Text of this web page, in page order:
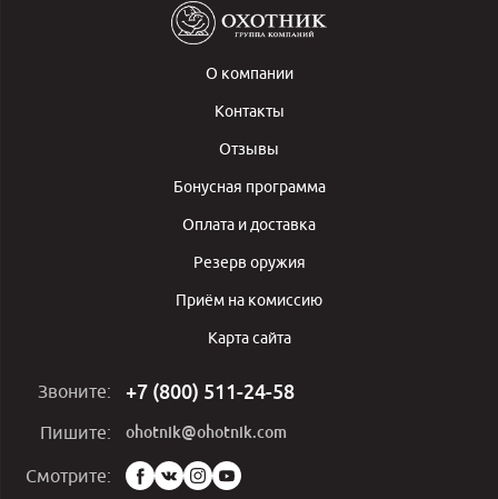
О компании
Контакты
Отзывы
Бонусная программа
Оплата и доставка
Резерв оружия
Приём на комиссию
Карта сайта
Звоните: +7 (800) 511-24-58
Пишите: ohotnik@ohotnik.com
Смотрите:
Мы
в